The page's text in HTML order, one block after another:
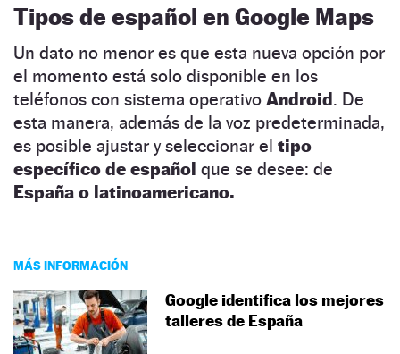
Tipos de español en Google Maps
Un dato no menor es que esta nueva opción por
el momento está solo disponible en los
teléfonos con sistema operativo Android. De
esta manera, además de la voz predeterminada,
es posible ajustar y seleccionar el tipo
específico de español que se desee: de
España o latinoamericano.
MÁS INFORMACIÓN
Google identifica los mejores
talleres de España